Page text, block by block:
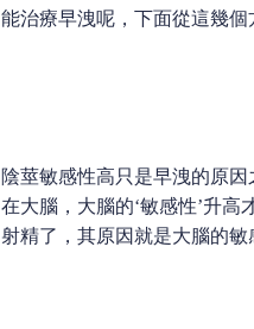
能治療早洩呢，下面從這幾個
陰莖敏感性高只是早洩的原
在大腦，大腦的‘敏感性’升高
射精了，其原因就是大腦的